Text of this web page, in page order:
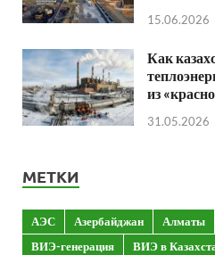
15.06.2026
Как
из
31.05.2026
МЕТКИ
АЭС Азербайджан Алматы
ВИЭ-генерация
ВИЭ в